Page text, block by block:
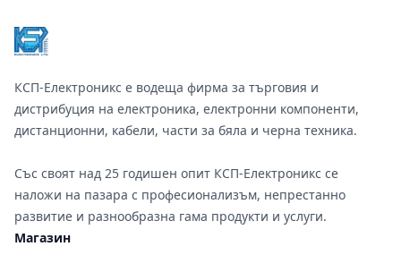
КСП-Електроникс е водеща фирма за търговия и
дистрибуция на електроника, електронни компоненти,
дистанционни, кабели, части за бяла и черна техника.
Със своят над 25 годишен опит КСП-Електроникс се
наложи на пазара с професионализъм, непрестанно
развитие и разнообразна гама продукти и услуги.
Магазин